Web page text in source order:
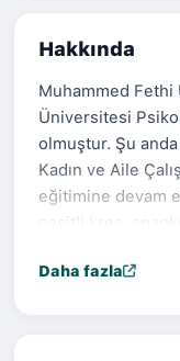
Hakkında
Muhammed Fethi
Üniversitesi
olmuştur. Şu
Kadın ve Aile
eğitimine devam
çeşitli kreş,
çalışma fırsatı
Daha fazla